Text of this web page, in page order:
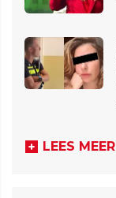
LEES MEER